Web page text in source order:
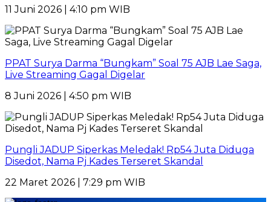
11 Juni 2026 | 4:10 pm WIB
PPAT Surya Darma “Bungkam” Soal 75 AJB Lae Saga,
Live Streaming Gagal Digelar
8 Juni 2026 | 4:50 pm WIB
Pungli JADUP Siperkas Meledak! Rp54 Juta Diduga
Disedot, Nama Pj Kades Terseret Skandal
22 Maret 2026 | 7:29 pm WIB